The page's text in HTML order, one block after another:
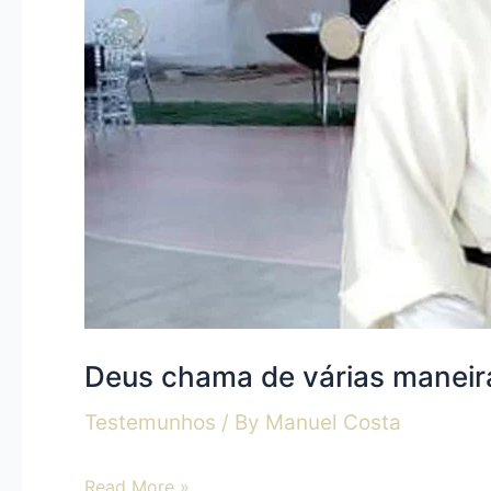
Deus chama de várias
Testemunhos / By Manuel Costa
Read More »